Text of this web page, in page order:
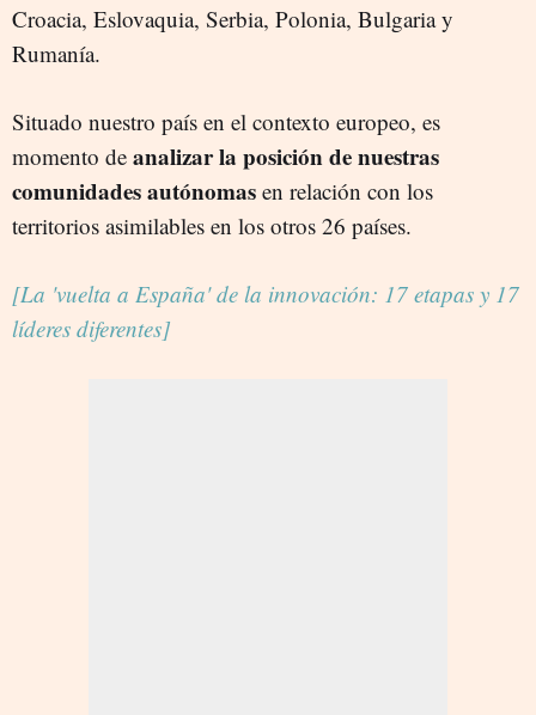
Croacia, Eslovaquia, Serbia, Polonia, Bulgaria y
Rumanía.
Situado nuestro país en el contexto europeo, es
momento de analizar la posición de nuestras
comunidades autónomas en relación con los
territorios asimilables en los otros 26 países.
[La 'vuelta a España' de la innovación: 17 etapas y 17
líderes diferentes]